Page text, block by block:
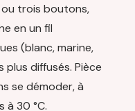
trois boutons,
en un fil
(blanc, marine,
diffusés. Pièce
se démoder, à
à 30 °C.